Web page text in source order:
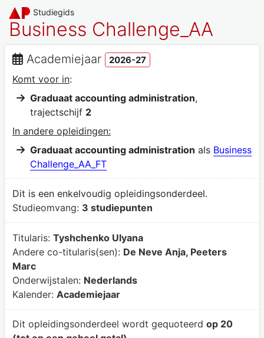
Studiegids
Business Challenge_AA
Academiejaar 2026-27
Komt voor in:
Graduaat accounting administration,
trajectschijf 2
In andere opleidingen:
Graduaat accounting administration als Business
Challenge_AA_FT
Dit is een enkelvoudig opleidingsonderdeel.
Studieomvang: 3 studiepunten
Titularis: Tyshchenko Ulyana
Andere co-titularis(sen): De Neve Anja, Peeters
Marc
Onderwijstalen: Nederlands
Kalender: Academiejaar
Dit opleidingsonderdeel wordt gequoteerd op 20